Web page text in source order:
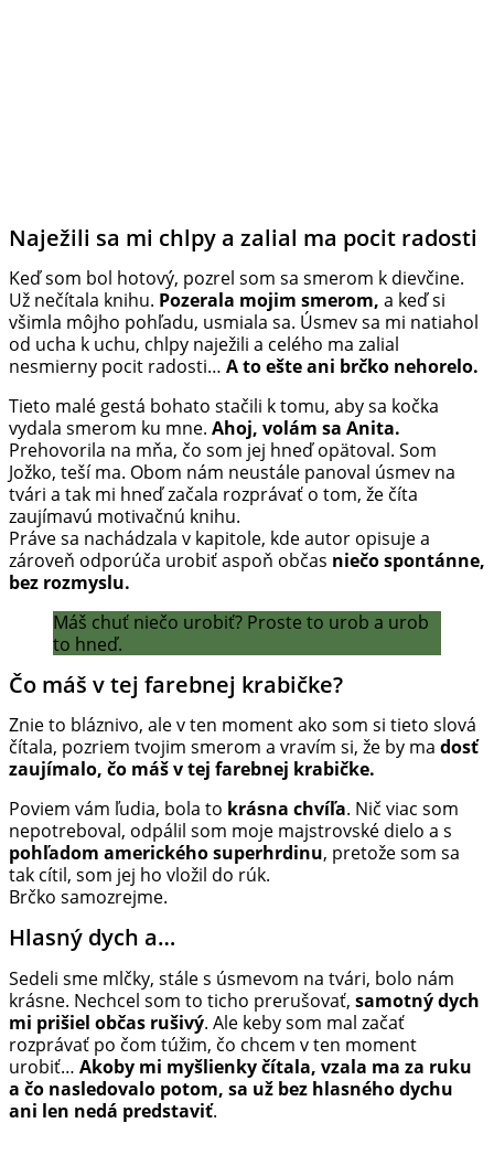
Naježili sa mi chlpy a zalial ma pocit radosti
Keď som bol hotový, pozrel som sa smerom k dievčine.
Už nečítala knihu. Pozerala mojim smerom, a keď si
všimla môjho pohľadu, usmiala sa. Úsmev sa mi natiahol
od ucha k uchu, chlpy naježili a celého ma zalial
nesmierny pocit radosti… A to ešte ani brčko nehorelo.
Tieto malé gestá bohato stačili k tomu, aby sa kočka
vydala smerom ku mne. Ahoj, volám sa Anita.
Prehovorila na mňa, čo som jej hneď opätoval. Som
Jožko, teší ma. Obom nám neustále panoval úsmev na
tvári a tak mi hneď začala rozprávať o tom, že číta
zaujímavú motivačnú knihu.
Práve sa nachádzala v kapitole, kde autor opisuje a
zároveň odporúča urobiť aspoň občas niečo spontánne,
bez rozmyslu.
Máš chuť niečo urobiť? Proste to urob a urob
to hneď.
Čo máš v tej farebnej krabičke?
Znie to bláznivo, ale v ten moment ako som si tieto slová
čítala, pozriem tvojim smerom a vravím si, že by ma dosť
zaujímalo, čo máš v tej farebnej krabičke.
Poviem vám ľudia, bola to krásna chvíľa. Nič viac som
nepotreboval, odpálil som moje majstrovské dielo a s
pohľadom amerického superhrdinu, pretože som sa
tak cítil, som jej ho vložil do rúk.
Brčko samozrejme.
Hlasný dych a…
Sedeli sme mlčky, stále s úsmevom na tvári, bolo nám
krásne. Nechcel som to ticho prerušovať, samotný dych
mi prišiel občas rušivý. Ale keby som mal začať
rozprávať po čom túžim, čo chcem v ten moment
urobiť… Akoby mi myšlienky čítala, vzala ma za ruku
a čo nasledovalo potom, sa už bez hlasného dychu
ani len nedá predstaviť.